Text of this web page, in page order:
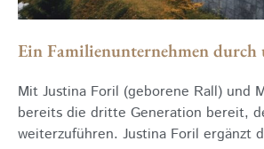
Ein Familienunternehmen
Mit Justina Foril (geborene Rall) und
bereits die dritte Generation bereit,
weiterzuführen. Justina Foril ergänzt